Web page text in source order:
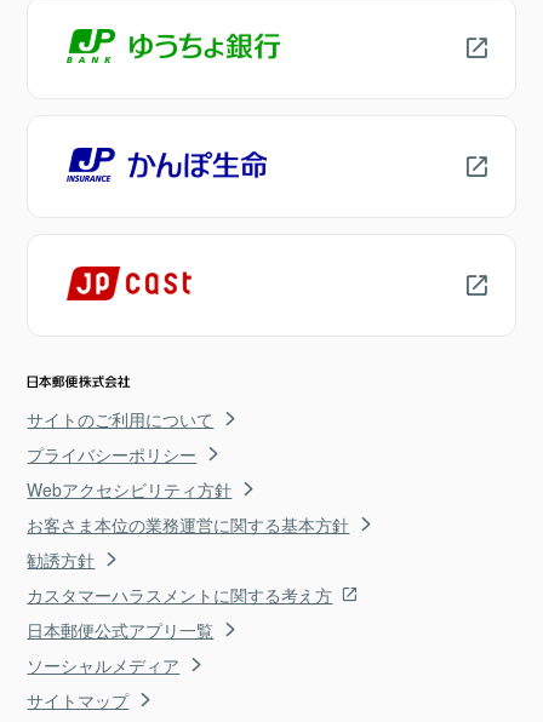
サイトのご利用について
プライバシーポリシー
Webアクセシビリティ方針
お客さま本位の業務運営に関する基本方針
勧誘方針
カスタマーハラスメントに関する考え方
日本郵便公式アプリ一覧
ソーシャルメディア
サイトマップ